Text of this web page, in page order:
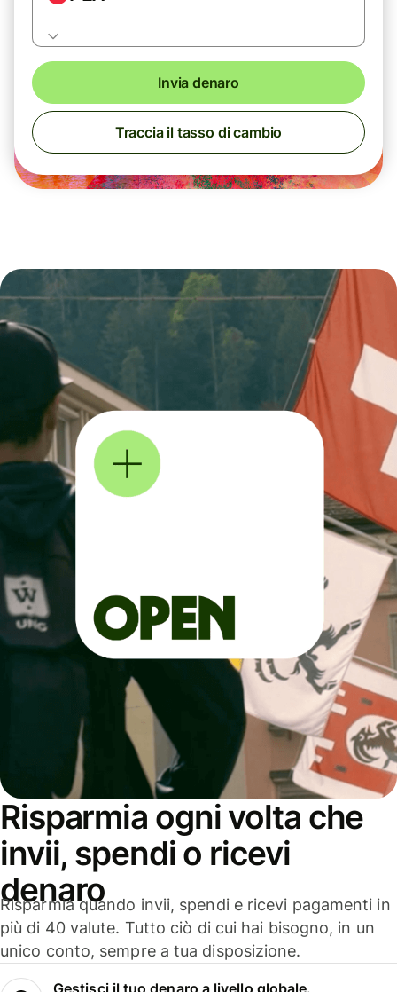
Invia denaro
Traccia il tasso di cambio
Risparmia ogni volta che
invii, spendi o ricevi
denaro
Risparmia quando invii, spendi e ricevi pagamenti in
più di 40 valute. Tutto ciò di cui hai bisogno, in un
unico conto, sempre a tua disposizione.